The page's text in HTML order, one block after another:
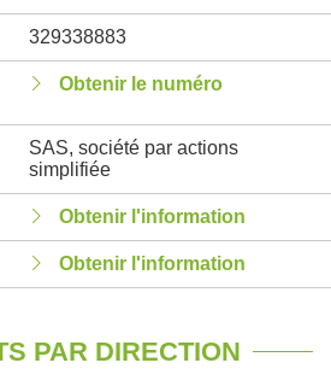
329338883
Obtenir le numéro
SAS, société par actions
simplifiée
Obtenir l'information
Obtenir l'information
PAR DIRECTION